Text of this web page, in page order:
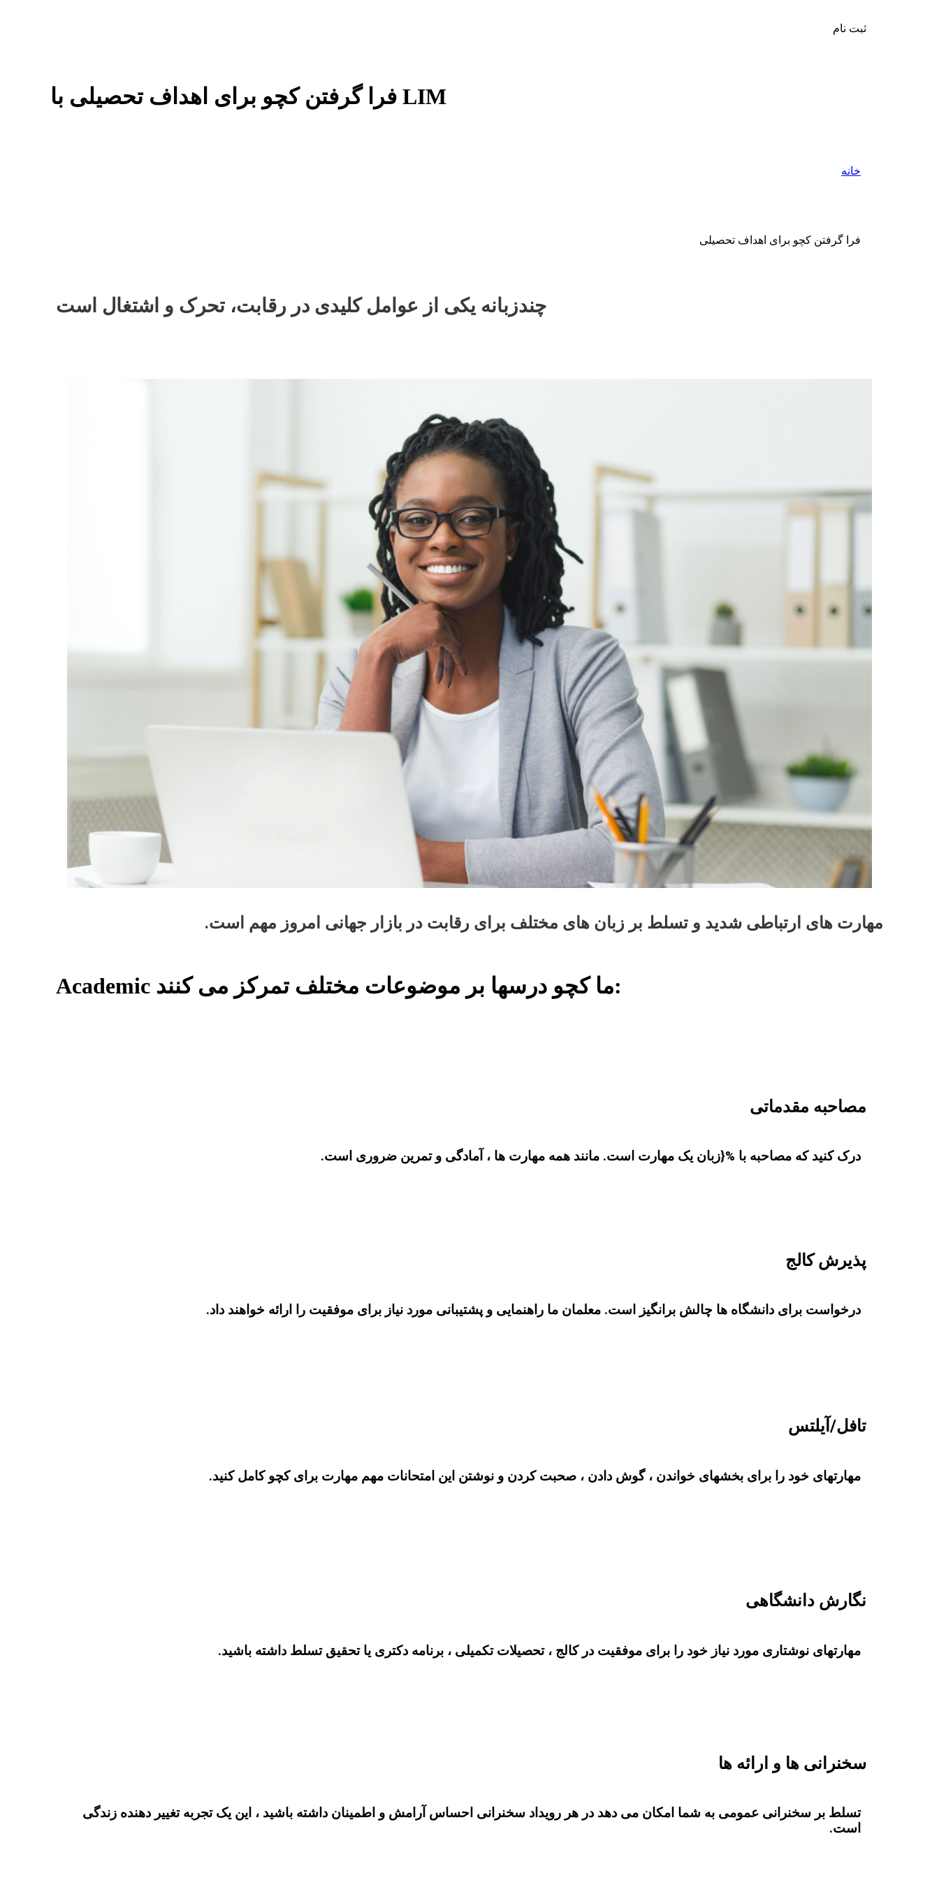
ثبت نام
فرا گرفتن کچو برای اهداف تحصیلی با LIM
خانه
فرا گرفتن کچو برای اهداف تحصیلی
چندزبانه یکی از عوامل کلیدی در رقابت، تحرک و اشتغال است
مهارت های ارتباطی شدید و تسلط بر زبان های مختلف برای رقابت در بازار جهانی امروز مهم است.
Academic ما کچو درسها بر موضوعات مختلف تمرکز می کنند:
مصاحبه مقدماتی
درک کنید که مصاحبه با %{زبان یک مهارت است. مانند همه مهارت ها ، آمادگی و تمرین ضروری است.
پذیرش کالج
درخواست برای دانشگاه ها چالش برانگیز است. معلمان ما راهنمایی و پشتیبانی مورد نیاز برای موفقیت را ارائه خواهند داد.
تافل/آیلتس
مهارتهای خود را برای بخشهای خواندن ، گوش دادن ، صحبت کردن و نوشتن این امتحانات مهم مهارت برای کچو کامل کنید.
نگارش دانشگاهی
مهارتهای نوشتاری مورد نیاز خود را برای موفقیت در کالج ، تحصیلات تکمیلی ، برنامه دکتری یا تحقیق تسلط داشته باشید.
سخنرانی ها و ارائه ها
تسلط بر سخنرانی عمومی به شما امکان می دهد در هر رویداد سخنرانی احساس آرامش و اطمینان داشته باشید ، این یک تجربه تغییر دهنده زندگی
است.